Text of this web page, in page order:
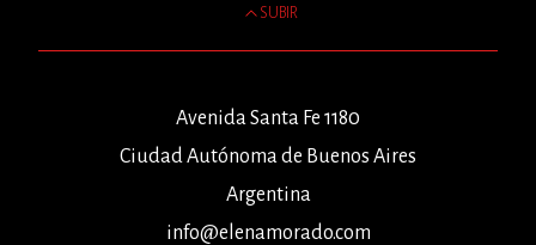
SUBIR
Avenida Santa Fe 1180
Ciudad Autónoma de Buenos Aires
Argentina
info@elenamorado.com